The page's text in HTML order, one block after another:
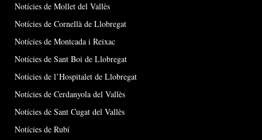
Notícies de Mollet del Vallès
Notícies de Cornellà de Llobregat
Notícies de Montcada i Reixac
Notícies de Sant Boi de Llobregat
Notícies de l’Hospitalet de Llobregat
Notícies de Cerdanyola del Vallès
Notícies de Sant Cugat del Vallès
Notícies de Rubí